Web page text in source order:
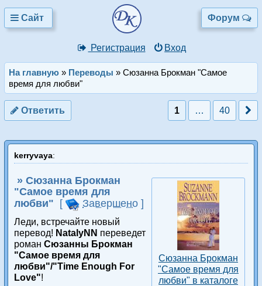
Сайт Форум
Регистрация Вход
На главную » Переводы » Сюзанна Брокман "Самое
время для любви"
Ответить 1 … 40
kerryvaya:
Сюзанна Брокман
"Самое время для
любви" в каталоге
» Сюзанна Брокман
"Самое время для
любви" [ Завершено ]
Леди, встречайте новый
перевод! NatalyNN переведет
роман Сюзанны Брокман
"Самое время для
любви"/"Time Enough For
Love"!